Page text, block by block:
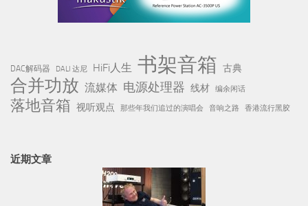
DAC解码器 DALI 达尼 HiFi人生 书架音箱 古典
合并功放 流媒体 电源处理器 线材 编余闲话
落地音箱 视听观点 那些年我们追过的演唱会 音响之路 香港流行黑胶
近期文章